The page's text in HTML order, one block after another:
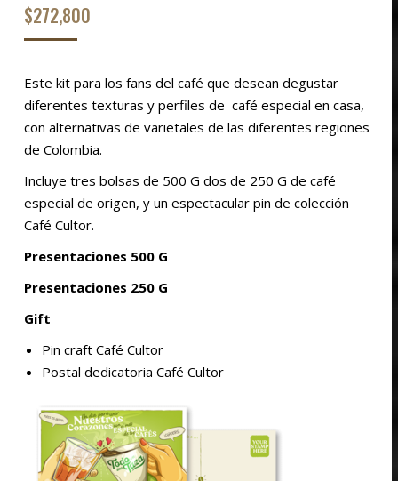
$272,800
Este kit para los fans del café que desean degustar
diferentes texturas y perfiles de café especial en casa,
con alternativas de varietales de las diferentes regiones
de Colombia.
Incluye tres bolsas de 500 G dos de 250 G de café
especial de origen, y un espectacular pin de colección
Café Cultor.
Presentaciones 500 G
Presentaciones 250 G
Gift
Pin craft Café Cultor
Postal dedicatoria Café Cultor